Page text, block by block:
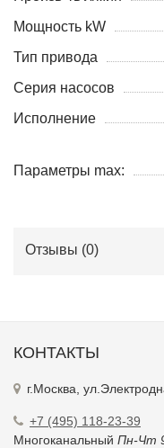
Мощность kW
Тип привода
Серия насосов
Исполнение
Параметры max:
Отзывы (0)
КОНТАКТЫ
г.Москва,
+7 (495) 118-23-39
Многоканальный Пн-Чт